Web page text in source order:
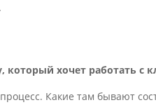
хочет работать с
Какие там бывают